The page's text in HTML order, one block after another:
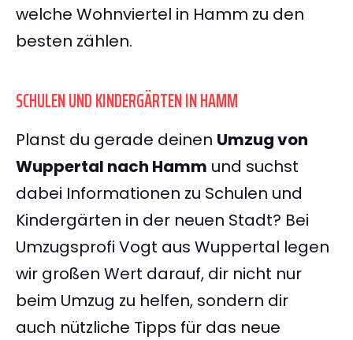
welche Wohnviertel in Hamm zu den
besten zählen.
SCHULEN UND KINDERGÄRTEN IN HAMM
Planst du gerade deinen Umzug von
Wuppertal nach Hamm und suchst
dabei Informationen zu Schulen und
Kindergärten in der neuen Stadt? Bei
Umzugsprofi Vogt aus Wuppertal legen
wir großen Wert darauf, dir nicht nur
beim Umzug zu helfen, sondern dir
auch nützliche Tipps für das neue